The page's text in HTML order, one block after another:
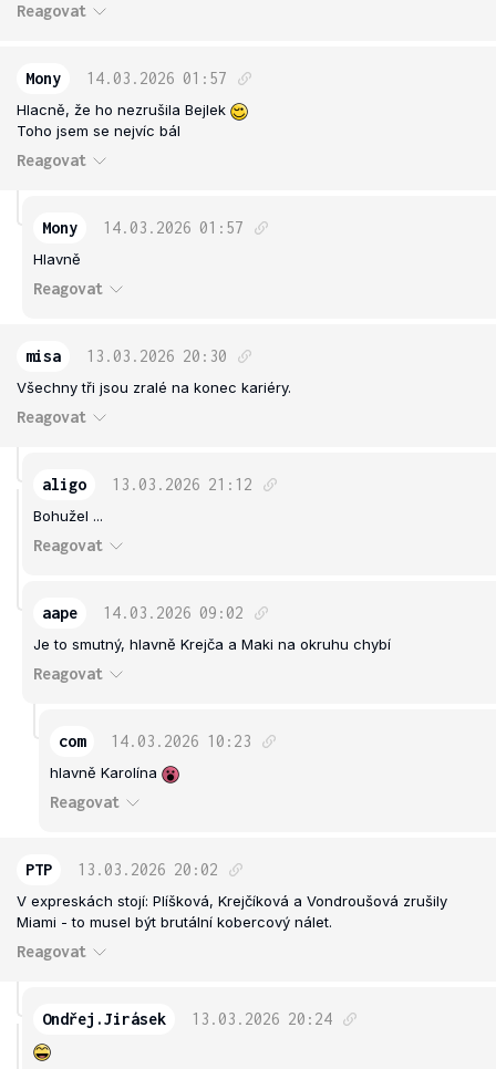
Reagovat
Mony 14.03.2026 01:57
Hlacně, že ho nezrušila Bejlek
Toho jsem se nejvíc bál
Reagovat
Mony 14.03.2026 01:57
Hlavně
Reagovat
misa 13.03.2026 20:30
Všechny tři jsou zralé na konec kariéry.
Reagovat
aligo 13.03.2026 21:12
Bohužel ...
Reagovat
aape 14.03.2026 09:02
Je to smutný, hlavně Krejča a Maki na okruhu chybí
Reagovat
com 14.03.2026 10:23
hlavně Karolína
Reagovat
PTP 13.03.2026 20:02
V expreskách stojí: Plíšková, Krejčíková a Vondroušová zrušily
Miami - to musel být brutální kobercový nálet.
Reagovat
Ondřej.Jirásek 13.03.2026 20:24